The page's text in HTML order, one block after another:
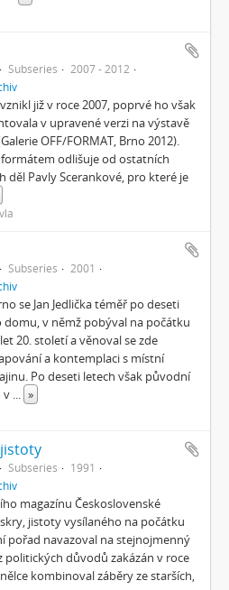
Subseries
2007 - 2012
již v roce 2007, poprvé ho však
v upravené verzi na výstavě
OFF/FORMAT, Brno 2012).
formátem odlišuje od ostatních
děl Pavly Scerankové, pro které je
Subseries
2001
se Jan Jedlička téměř po deseti
domu, v němž pobýval na počátku
20. století a věnoval se zde
a kontemplaci s místní
Po deseti letech však původní
v ... »
jistoty
Subseries
1991
magazínu Československé
jistoty vysílaného na počátku
pořad navazoval na stejnojmenný
politických důvodů zakázán v roce
kombinoval záběry ze starších,